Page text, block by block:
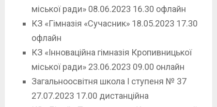
міської ради» 08.06.2023 16.30 офлайн
КЗ «Гімназія «Сучасник» 18.05.2023 17.30
офлайн
КЗ «Інноваційна гімназія Кропивницької
міської ради» 23.06.2023 09.00 онлайн
Загальноосвітня школа І ступеня № 37
27.07.2023 17.00 дистанційна